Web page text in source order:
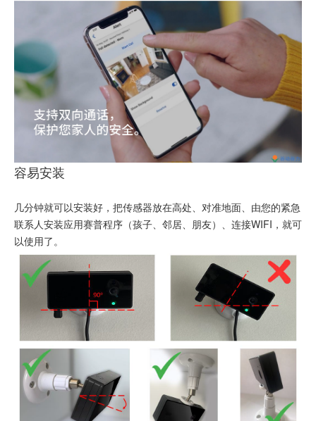
容易安装
几分钟就可以安装好，把传感器放在高处、对准地面、由您的紧急
联系人安装应用赛普程序（孩子、邻居、朋友）、连接WIFI，就可
以使用了。